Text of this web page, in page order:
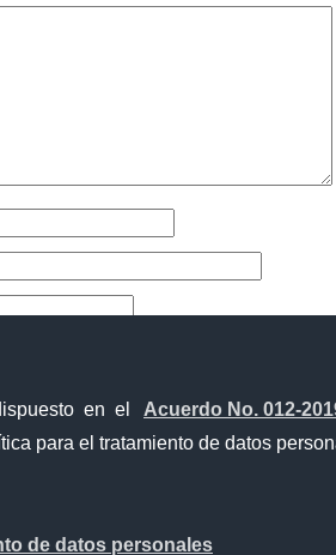
en el Acuerdo No. 012-
para el tratamiento de datos
de datos personales